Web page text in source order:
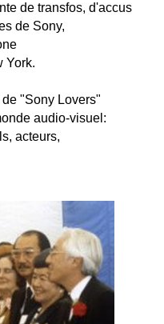
de transfos, d'accus
de Sony,
York.
"Sony Lovers"
audio-visuel:
acteurs,